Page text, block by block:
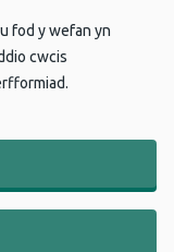
fod y wefan yn
cwcis